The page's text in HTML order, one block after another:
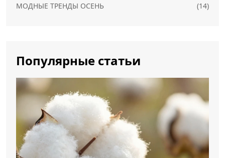
МОДНЫЕ ТРЕНДЫ ОСЕНЬ
(14)
Популярные статьи